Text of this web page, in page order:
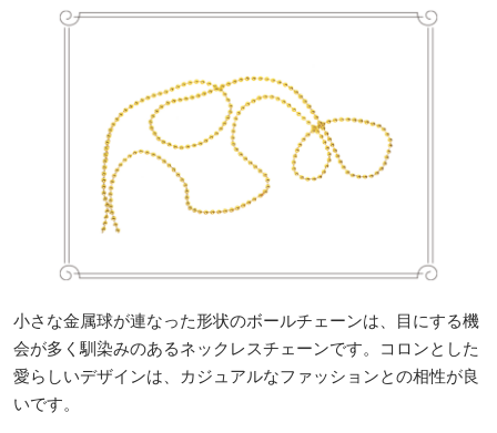
小さな金属球が連なった形状のボールチェーンは、目にする機
会が多く馴染みのあるネックレスチェーンです。コロンとした
愛らしいデザインは、カジュアルなファッションとの相性が良
いです。